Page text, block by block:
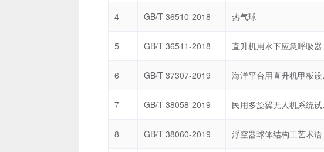
4 GB/T 36510-2018 热气球
5 GB/T 36511-2018 直升机用水下应急呼吸器
6 GB/T 37307-2019 海
7 GB/T 38058-2019 民
8 GB/T 38060-2019 浮空器球体结构工艺术语